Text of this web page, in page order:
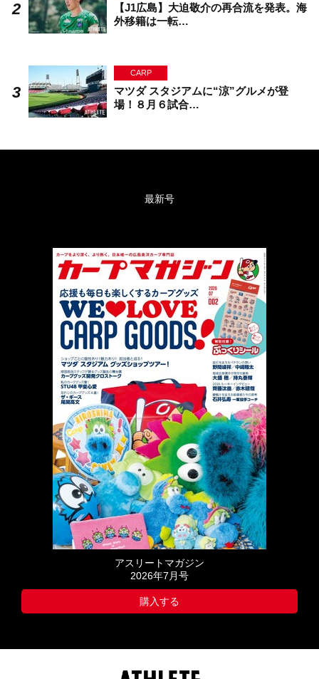
【J1広島】大迫敬介の再合流を発表。海
外移籍は一転…
CARP
マツダ スタジアムに“涼”グルメが登
場！８月６試合…
最新号
アスリートマガジン
2026年7月号
購入する